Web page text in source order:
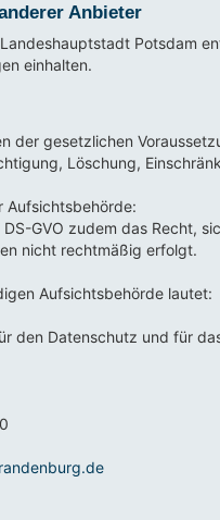
Anbieter
Potsdam
einhalten.
der gesetzlichen
Löschung,
Aufsichtsbehörde:
GVO zudem das Recht,
nicht rechtmäßig erfolgt.
Aufsichtsbehörde lautet:
den Datenschutz und für